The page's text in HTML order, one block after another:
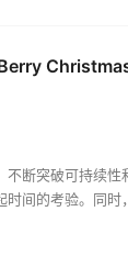
断突破可持续性
间的考验。同时
补充装。这是一